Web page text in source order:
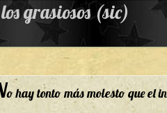
grasiosos (sic)
o hay tonto más molesto que el